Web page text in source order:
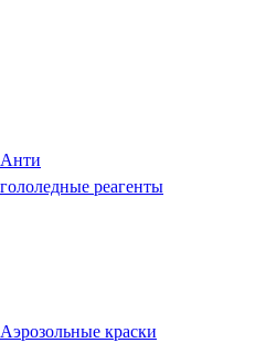
Анти
гололедные реагенты
Аэрозольные краски